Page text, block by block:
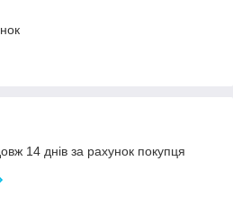
14 днів за рахунок покупця